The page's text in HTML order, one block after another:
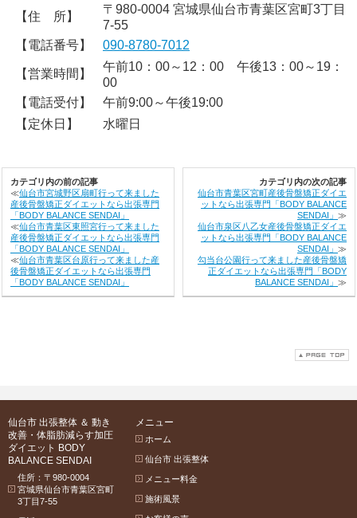
【住 所】
〒980-0004 宮城県仙台市青葉区宮町3丁目
7-55
【電話番号】
090-8780-7012
【営業時間】
午前10：00～12：00 午後13：00～19：
00
【電話受付】
午前9:00～午後19:00
【定休日】
水曜日
カテゴリ内の前の記事
≪仙台市宮城野区扇町行って来ました
産後骨盤矯正ダイエットなら出張専門
「BODY BALANCE SENDAI」
≪仙台市青葉区東照宮行って来ました
産後骨盤矯正ダイエットなら出張専門
「BODY BALANCE SENDAI」
≪仙台市青葉区台原行って来ました産
後骨盤矯正ダイエットなら出張専門
「BODY BALANCE SENDAI」
カテゴリ内の次の記事
仙台市青葉区宮町産後骨盤矯正ダイエ
ットなら出張専門「BODY BALANCE
SENDAI」 ≫
仙台市泉区八乙女産後骨盤矯正ダイエ
ットなら出張専門「BODY BALANCE
SENDAI」 ≫
勾当台公園行って来ました産後骨盤矯
正ダイエットなら出張専門「BODY
BALANCE SENDAI」 ≫
仙台市 出張整体 ＆ 動き
改善・体脂肪減らす加圧
ダイエット BODY
BALANCE SENDAI
住所：〒980-0004
宮城県仙台市青葉区宮町
3丁目7-55
メニュー
ホーム
仙台市 出張整体
メニュー料金
施術風景